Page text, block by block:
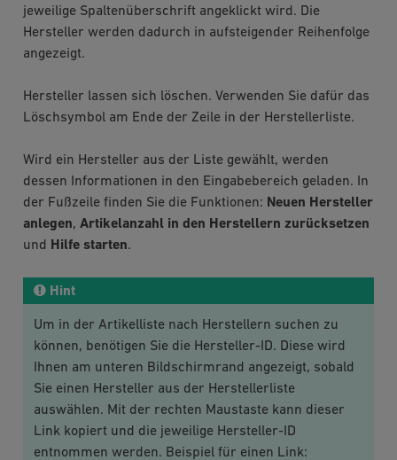
jeweilige Spaltenüberschrift angeklickt wird. Die
Hersteller werden dadurch in aufsteigender Reihenfolge
angezeigt.
Hersteller lassen sich löschen. Verwenden Sie dafür das
Löschsymbol am Ende der Zeile in der Herstellerliste.
Wird ein Hersteller aus der Liste gewählt, werden
dessen Informationen in den Eingabebereich geladen. In
der Fußzeile finden Sie die Funktionen: Neuen Hersteller
anlegen, Artikelanzahl in den Herstellern zurücksetzen
und
Hilfe starten.
Hint
Um in der Artikelliste nach Herstellern suchen zu
können, benötigen Sie die Hersteller-ID. Diese wird
Ihnen am unteren Bildschirmrand angezeigt, sobald
Sie einen Hersteller aus der Herstellerliste
auswählen. Mit der rechten Maustaste kann dieser
Link kopiert und die jeweilige Hersteller-ID
entnommen werden. Beispiel für einen Link: